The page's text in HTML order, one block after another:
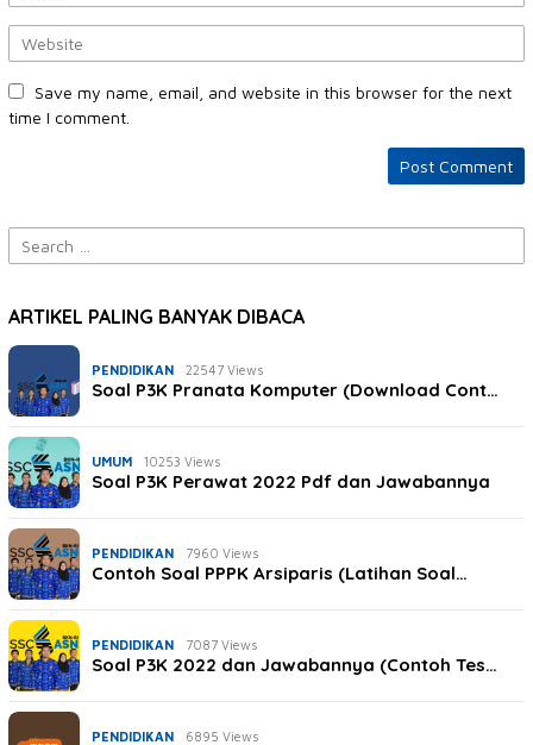
Save my name, email, and website in this browser for the next
time I comment.
Search
for:
ARTIKEL PALING BANYAK DIBACA
PENDIDIKAN 22547 Views
Soal P3K Pranata Komputer (Download Cont…
UMUM 10253 Views
Soal P3K Perawat 2022 Pdf dan Jawabannya
PENDIDIKAN 7960 Views
Contoh Soal PPPK Arsiparis (Latihan Soal…
PENDIDIKAN 7087 Views
Soal P3K 2022 dan Jawabannya (Contoh Tes…
PENDIDIKAN 6895 Views